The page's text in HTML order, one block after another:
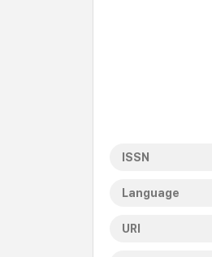
ISSN
Language
URI